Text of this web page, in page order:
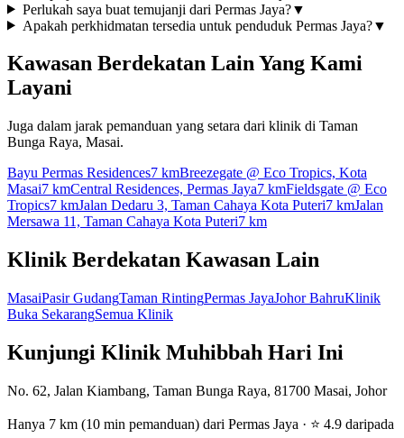
Perlukah saya buat temujanji dari Permas Jaya?▼
Apakah perkhidmatan tersedia untuk penduduk Permas Jaya?▼
Kawasan Berdekatan Lain Yang Kami
Layani
Juga dalam jarak pemanduan yang setara dari klinik di Taman
Bunga Raya, Masai.
Bayu Permas Residences7 kmBreezegate @ Eco Tropics, Kota
Masai7 kmCentral Residences, Permas Jaya7 kmFieldsgate @ Eco
Tropics7 kmJalan Dedaru 3, Taman Cahaya Kota Puteri7 kmJalan
Mersawa 11, Taman Cahaya Kota Puteri7 km
Klinik Berdekatan Kawasan Lain
MasaiPasir GudangTaman RintingPermas JayaJohor BahruKlinik
Buka SekarangSemua Klinik
Kunjungi Klinik Muhibbah Hari Ini
No. 62, Jalan Kiambang, Taman Bunga Raya, 81700 Masai, Johor
Hanya 7 km (10 min pemanduan) dari Permas Jaya · ⭐ 4.9 daripada